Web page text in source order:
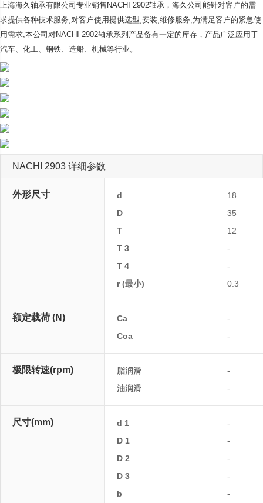
上海海久轴承有限公司专业销售NACHI 2902轴承，海久公司 能针对客户的需
求提供各种技术服务,对客户使用提供选型,安装,维修服务,为满足客户的紧急使
用需求,本公司对NACHI 2902轴承系列产品备有一定的库存，产品广泛应用于
汽车、化工、钢铁、造船、机械等行业。
NACHI 2903 详细参数
外形尺寸 d
18
D
35
T
12
T 3
-
T 4
-
r (最小)
0.3
额定载荷 (N) Ca
-
Coa
-
极限转速(rpm) 脂润滑
-
油润滑
-
尺寸(mm) d 1
-
D 1
-
D 2
-
D 3
-
b
-